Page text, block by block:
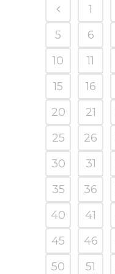
1
5
6
10
11
15
16
20
21
25
26
30
31
35
36
40
41
45
46
50
51